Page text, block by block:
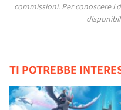
commissioni. Per conoscere i
TI POTREBBE